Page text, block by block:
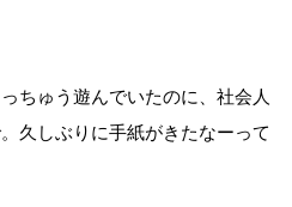
ちゅう遊んでいたのに、社会人
久しぶりに手紙がきたなーって